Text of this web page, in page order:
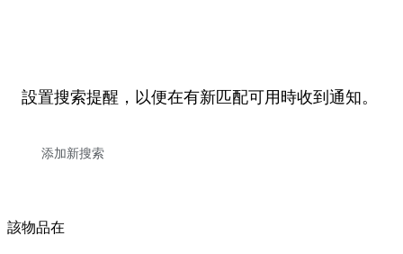
設置搜索提醒，以便在有新匹配可用時收到通知。
該物品在